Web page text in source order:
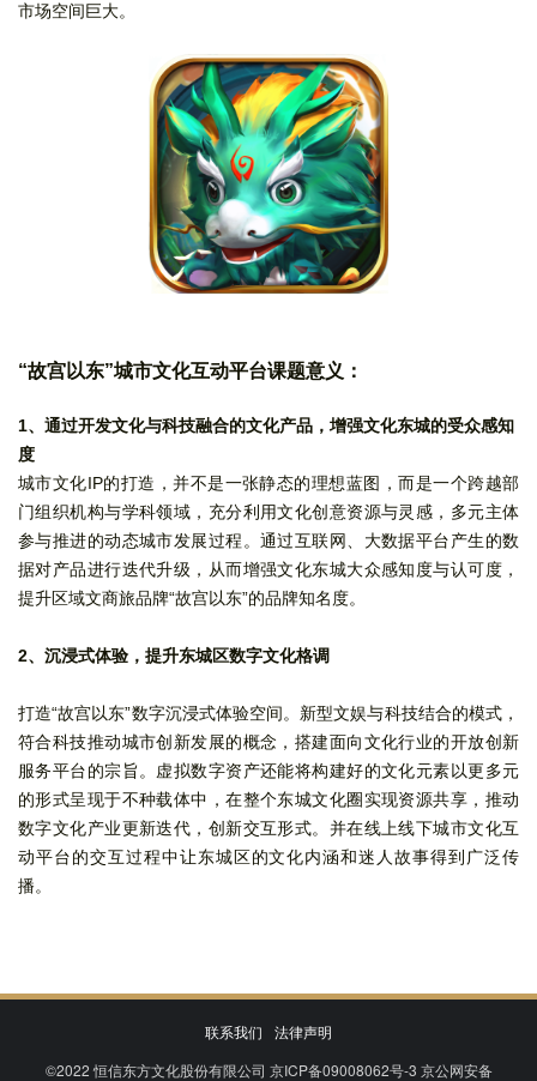
市场空间巨大。
“故宫以东”城市文化互动平台课题意义：
1、通过开发文化与科技融合的文化产品，增强文化东城的受众感知
度
城市文化IP的打造，并不是一张静态的理想蓝图，而是一个跨越部
门组织机构与学科领域，充分利用文化创意资源与灵感，多元主体
参与推进的动态城市发展过程。通过互联网、大数据平台产生的数
据对产品进行迭代升级，从而增强文化东城大众感知度与认可度，
提升区域文商旅品牌“故宫以东”的品牌知名度。
2、沉浸式体验，提升东城区数字文化格调
打造“故宫以东”数字沉浸式体验空间。新型文娱与科技结合的模式，
符合科技推动城市创新发展的概念，搭建面向文化行业的开放创新
服务平台的宗旨。虚拟数字资产还能将构建好的文化元素以更多元
的形式呈现于不种载体中，在整个东城文化圈实现资源共享，推动
数字文化产业更新迭代，创新交互形式。并在线上线下城市文化互
动平台的交互过程中让东城区的文化内涵和迷人故事得到广泛传
播。
联系我们
法律声明
©2022恒信东方文化股份有限公司 京ICP备09008062号-3 京公网安备